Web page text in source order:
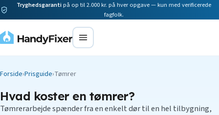
Tryghedsgarantipå op til 2.000 kr. på hver opgave — kun med verificerede
fagfolk.
Forside›Prisguide›Tømrer
Hvad koster en tømrer?
Tømrerarbejde spænder fra en enkelt dør til en hel tilbygning,